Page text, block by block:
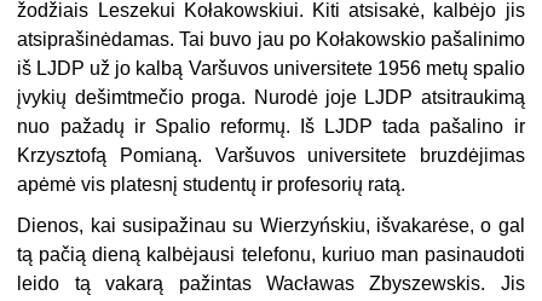
žodžiais Leszekui Kołakowskiui. Kiti atsisakė, kalbėjo jis
atsiprašinėdamas. Tai buvo jau po Kołakowskio pašalinimo
iš LJDP už jo kalbą Varšuvos universitete 1956 metų spalio
įvykių dešimtmečio proga. Nurodė joje LJDP atsitraukimą
nuo pažadų ir Spalio reformų. Iš LJDP tada pašalino ir
Krzysztofą Pomianą. Varšuvos universitete bruzdėjimas
apėmė vis platesnį studentų ir profesorių ratą.
Dienos, kai susipažinau su Wierzyńskiu, išvakarėse, o gal
tą pačią dieną kalbėjausi telefonu, kuriuo man pasinaudoti
leido tą vakarą pažintas Wacławas Zbyszewskis. Jis